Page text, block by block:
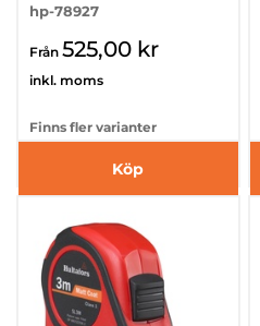
hp-78927
Från 525,00 kr
inkl. moms
Finns fler varianter
Köp